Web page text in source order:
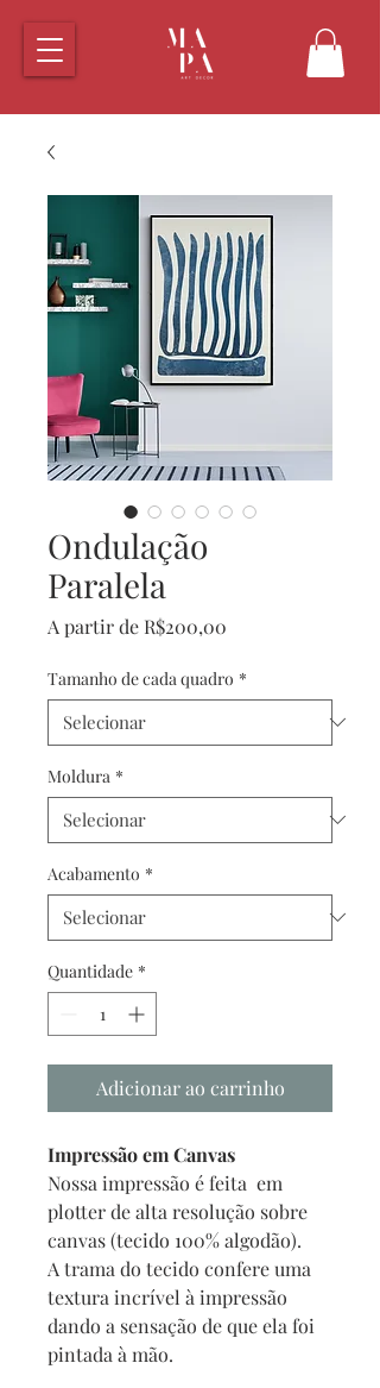
Ondulação
Paralela
A partir de R$200,00
Tamanho de cada quadro *
Moldura *
Acabamento *
Quantidade *
Adicionar ao carrinho
Impressão em Canvas
Nossa impressão é feita em
plotter de alta resolução sobre
canvas (tecido 100% algodão).
A trama do tecido confere uma
textura incrível à impressão
dando a sensação de que ela foi
pintada à mão.